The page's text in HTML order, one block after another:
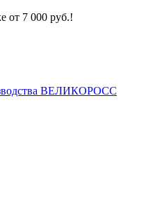
от 7 000 руб.!